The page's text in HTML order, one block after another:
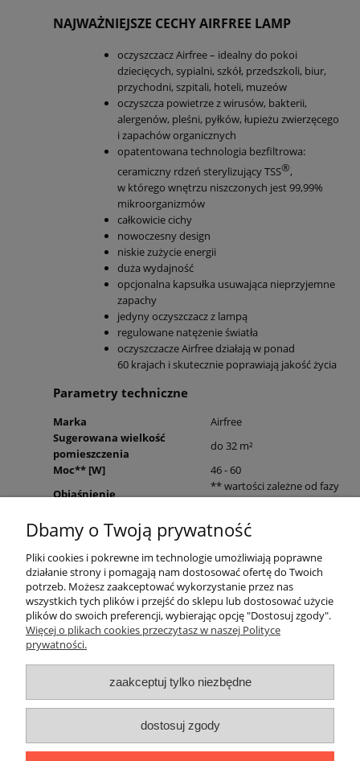
NAJWAŻNIEJSZE CECHY AIRFREE LAMP
oczyszczacz Airfree – idealny do pokoi
dziecięcych, sypialni, szkół, przedszkoli, biur,
przychodni, szpitali, hoteli, muzeów
oczyszcza powietrze z wirusów, bakterii,
alergenów, pleśni, pyłków, łupieżu zwierzęcego
i zapachów organicznych
opatentowana technologia bezfiltrowa:
ceramiczny rdzeń sterylizujący TSS®,
w którego wnętrzu niszczonych jest 99,99%
mikroorganizmów
całkowicie cichy
nowoczesny design
niskie zużycie energii
duża wydajność
opcjonalna kapsułka usuwająca nieprzyjemne
zapachy
jedyny oczyszczacz z lampą
regulowane natężenie światła
oczyszczacze Airfree działają w ponad
60 krajach i skutecznie poprawiają jakość życia
Parametry techniczne
Marka
Airfree
Sugerowana wielkość
pomieszczenia
do 32 m²
Moc** [W]
46 - 60
Objaśnienie
** wartości zależne od fazy
pracy
Waga netto
1,7 kg
Waga brutto
Wysokość
420 mm
Szerokość
180 mm
Głębokość
180 mm
Gwarancja na urządzenie
2 lata
Przeznaczenie oczyszczacza
dla domu, do biura
Warunki zakupów
Moje konto
Informacje o sklepie
Dbamy o Twoją prywatność
Pliki cookies i pokrewne im technologie umożliwiają poprawne
działanie strony i pomagają nam dostosować ofertę do Twoich
potrzeb. Możesz zaakceptować wykorzystanie przez nas
wszystkich tych plików i przejść do sklepu lub dostosować użycie
plików do swoich preferencji, wybierając opcję "Dostosuj zgody".
Więcej o plikach cookies przeczytasz w naszej Polityce
prywatności.
zaakceptuj tylko niezbędne
dostosuj zgody